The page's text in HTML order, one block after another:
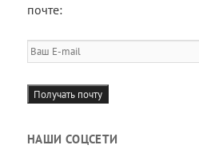
почте:
Ваш
E-
mail
Получать почту
НАШИ СОЦСЕТИ